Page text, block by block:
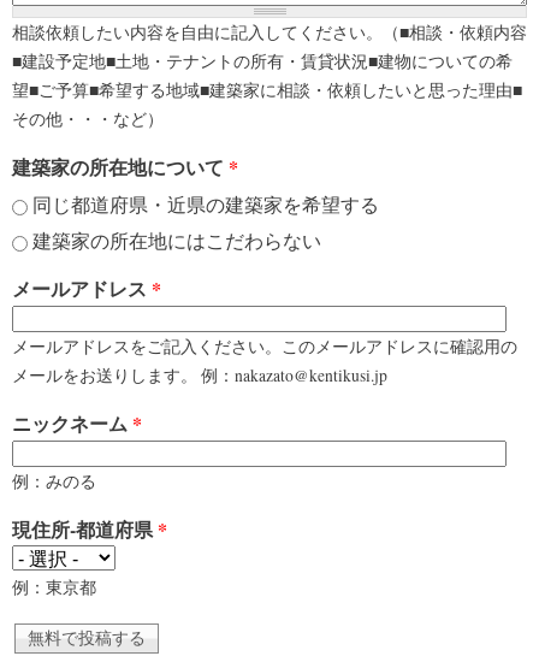
相談依頼したい内容を自由に記入してください。（■相談・依頼内容
■建設予定地■土地・テナントの所有・賃貸状況■建物についての希
望■ご予算■希望する地域■建築家に相談・依頼したいと思った理由■
その他・・・など）
建築家の所在地について *
同じ都道府県・近県の建築家を希望する
建築家の所在地にはこだわらない
メールアドレス *
メールアドレスをご記入ください。このメールアドレスに確認用の
メールをお送りします。 例：nakazato@kentikusi.jp
ニックネーム *
例：みのる
現住所-都道府県*
例：東京都